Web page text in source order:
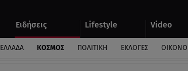
Ειδήσεις Lifestyle Video
Αυτοκίνητο
ΕΛΛΑΔΑ ΚΟΣΜΟΣ ΠΟΛΙΤΙΚΗ ΕΚΛΟΓΕΣ